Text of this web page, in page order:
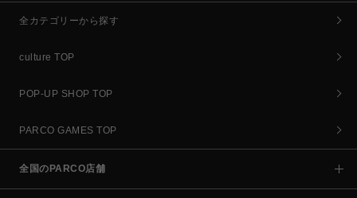
全カテゴリーから探す
culture TOP
POP-UP SHOP TOP
PARCO GAMES TOP
全国のPARCO店舗